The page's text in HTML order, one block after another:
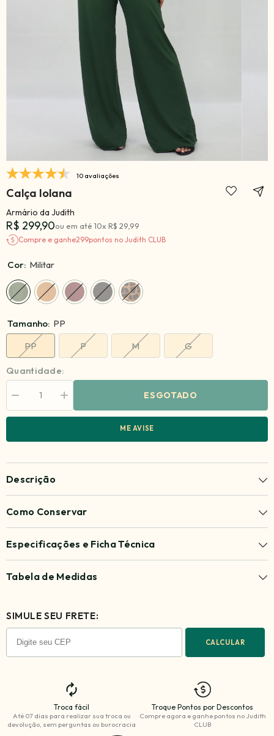
10 avaliações
Calça Iolana
Armário da Judith
R$ 299,90ou em até 10x R$ 29,99
Compre e ganhe299pontos no Judith CLUB
Cor: Militar
Tamanho: PP
PP
P M G
Quantidade:
Diminuir
quantidade
para
Aumentar
quantidade
para
ESGOTADO
ME AVISE
Descrição
Como Conservar
Especificações e Ficha Técnica
Tabela de Medidas
SIMULE SEU FRETE:
CALCULAR
Troca fácil
Até 07 dias para realizar sua troca ou
devolução, sem perguntas ou burocracia
Troque Pontos por Descontos
Compre agora e ganhepontos no Judith
CLUB